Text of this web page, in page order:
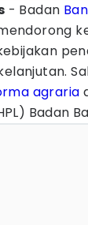
- Badan
agraria
Badan